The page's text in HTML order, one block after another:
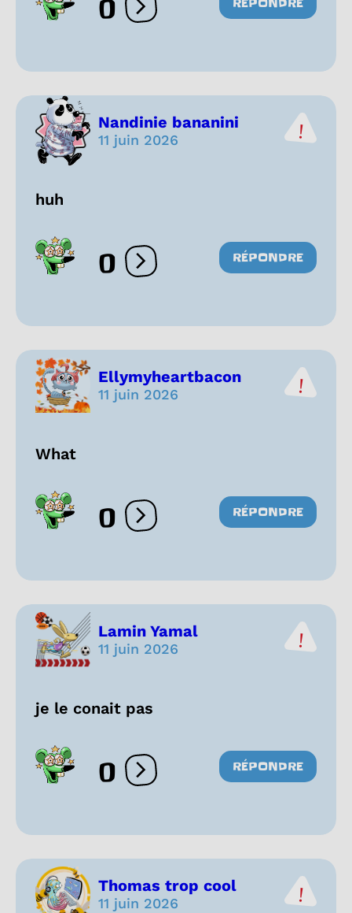
0 Ouvrir les réactions
Nandinie bananini
11 juin 2026
huh
0 Ouvrir les réactions
RÉPONDRE
Ellymyheartbacon
11 juin 2026
What
0 Ouvrir les réactions
RÉPONDRE
Lamin Yamal
11 juin 2026
je le conait pas
0 Ouvrir les réactions
RÉPONDRE
Thomas trop cool
11 juin 2026